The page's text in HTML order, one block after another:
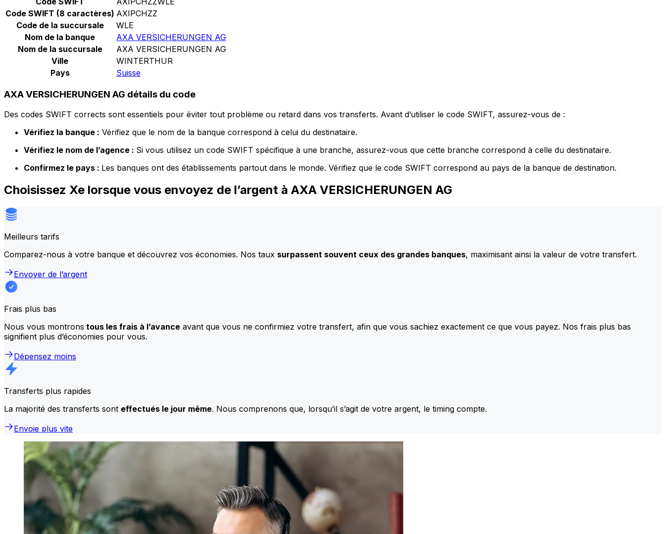
Code SWIFT (8 caractères) AXIPCHZZ
Code de la succursale
WLE
Nom de la banque
AXA VERSICHERUNGEN AG
Nom de la succursale
AXA VERSICHERUNGEN AG
Ville
WINTERTHUR
Pays
Suisse
AXA VERSICHERUNGEN AG détails du code
Des codes SWIFT corrects sont essentiels pour éviter tout problème ou retard dans vos transferts. Avant d’utiliser le code SWIFT, assurez-vous de :
Vérifiez la banque : Vérifiez que le nom de la banque correspond à celui du destinataire.
Vérifiez le nom de l’agence : Si vous utilisez un code SWIFT spécifique à une branche, assurez-vous que cette branche correspond à celle du destinataire.
Confirmez le pays : Les banques ont des établissements partout dans le monde. Vérifiez que le code SWIFT correspond au pays de la banque de destination.
Choisissez Xe lorsque vous envoyez de l’argent à AXA VERSICHERUNGEN AG
Meilleurs tarifs
Comparez-nous à votre banque et découvrez vos économies. Nos taux surpassent souvent ceux des grandes banques, maximisant ainsi la valeur de votre transfert.
Envoyer de l’argent
Frais plus bas
Nous vous montrons tous les frais à l’avance avant que vous ne confirmiez votre transfert, afin que vous sachiez exactement ce que vous payez. Nos frais plus bas
signifient plus d’économies pour vous.
Dépensez moins
Transferts plus rapides
La majorité des transferts sont effectués le jour même. Nous comprenons que, lorsqu’il s’agit de votre argent, le timing compte.
Envoie plus vite